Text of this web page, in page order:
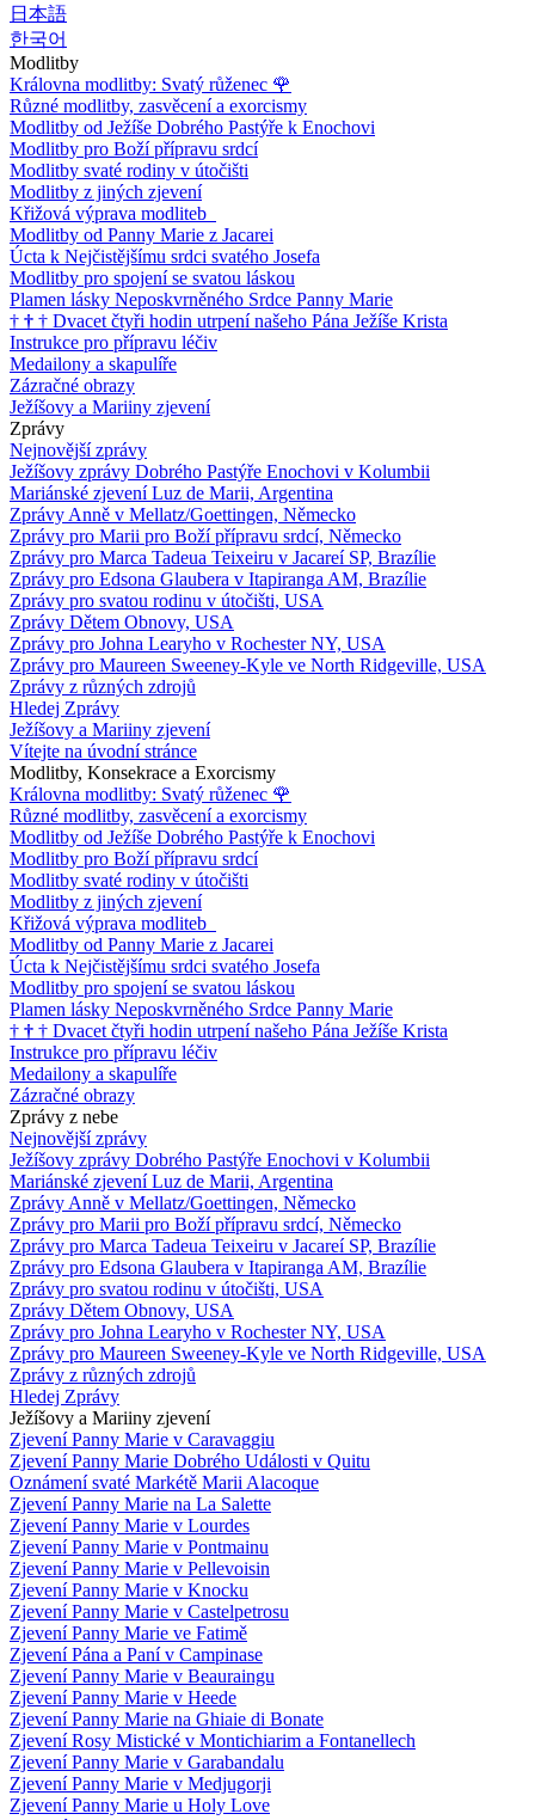
日本語
한국어
Modlitby
Královna modlitby: Svatý růženec 🌹
Různé modlitby, zasvěcení a exorcismy
Modlitby od Ježíše Dobrého Pastýře k Enochovi
Modlitby pro Boží přípravu srdcí
Modlitby svaté rodiny v útočišti
Modlitby z jiných zjevení
Křižová výprava modliteb
Modlitby od Panny Marie z Jacarei
Úcta k Nejčistějšímu srdci svatého Josefa
Modlitby pro spojení se svatou láskou
Plamen lásky Neposkvrněného Srdce Panny Marie
† † † Dvacet čtyři hodin utrpení našeho Pána Ježíše Krista
Instrukce pro přípravu léčiv
Medailony a skapulíře
Zázračné obrazy
Ježíšovy a Mariiny zjevení
Zprávy
Nejnovější zprávy
Ježíšovy zprávy Dobrého Pastýře Enochovi v Kolumbii
Mariánské zjevení Luz de Marii, Argentina
Zprávy Anně v Mellatz/Goettingen, Německo
Zprávy pro Marii pro Boží přípravu srdcí, Německo
Zprávy pro Marca Tadeua Teixeiru v Jacareí SP, Brazílie
Zprávy pro Edsona Glaubera v Itapiranga AM, Brazílie
Zprávy pro svatou rodinu v útočišti, USA
Zprávy Dětem Obnovy, USA
Zprávy pro Johna Learyho v Rochester NY, USA
Zprávy pro Maureen Sweeney-Kyle ve North Ridgeville, USA
Zprávy z různých zdrojů
Hledej Zprávy
Ježíšovy a Mariiny zjevení
Vítejte na úvodní stránce
Modlitby, Konsekrace a Exorcismy
Královna modlitby: Svatý růženec 🌹
Různé modlitby, zasvěcení a exorcismy
Modlitby od Ježíše Dobrého Pastýře k Enochovi
Modlitby pro Boží přípravu srdcí
Modlitby svaté rodiny v útočišti
Modlitby z jiných zjevení
Křižová výprava modliteb
Modlitby od Panny Marie z Jacarei
Úcta k Nejčistějšímu srdci svatého Josefa
Modlitby pro spojení se svatou láskou
Plamen lásky Neposkvrněného Srdce Panny Marie
† † † Dvacet čtyři hodin utrpení našeho Pána Ježíše Krista
Instrukce pro přípravu léčiv
Medailony a skapulíře
Zázračné obrazy
Zprávy z nebe
Nejnovější zprávy
Ježíšovy zprávy Dobrého Pastýře Enochovi v Kolumbii
Mariánské zjevení Luz de Marii, Argentina
Zprávy Anně v Mellatz/Goettingen, Německo
Zprávy pro Marii pro Boží přípravu srdcí, Německo
Zprávy pro Marca Tadeua Teixeiru v Jacareí SP, Brazílie
Zprávy pro Edsona Glaubera v Itapiranga AM, Brazílie
Zprávy pro svatou rodinu v útočišti, USA
Zprávy Dětem Obnovy, USA
Zprávy pro Johna Learyho v Rochester NY, USA
Zprávy pro Maureen Sweeney-Kyle ve North Ridgeville, USA
Zprávy z různých zdrojů
Hledej Zprávy
Ježíšovy a Mariiny zjevení
Zjevení Panny Marie v Caravaggiu
Zjevení Panny Marie Dobrého Události v Quitu
Oznámení svaté Markétě Marii Alacoque
Zjevení Panny Marie na La Salette
Zjevení Panny Marie v Lourdes
Zjevení Panny Marie v Pontmainu
Zjevení Panny Marie v Pellevoisin
Zjevení Panny Marie v Knocku
Zjevení Panny Marie v Castelpetrosu
Zjevení Panny Marie ve Fatimě
Zjevení Pána a Paní v Campinase
Zjevení Panny Marie v Beauraingu
Zjevení Panny Marie v Heede
Zjevení Panny Marie na Ghiaie di Bonate
Zjevení Rosy Mistické v Montichiarim a Fontanellech
Zjevení Panny Marie v Garabandalu
Zjevení Panny Marie v Medjugorji
Zjevení Panny Marie u Holy Love